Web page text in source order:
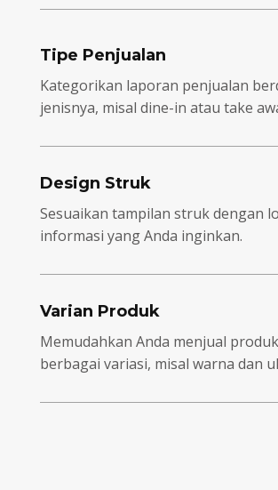
Tipe Penjualan
Kategorikan laporan penjualan
jenisnya, misal dine-in atau take
Design Struk
Sesuaikan tampilan struk dengan
informasi yang Anda inginkan.
Varian Produk
Memudahkan Anda menjual
berbagai variasi, misal warna dan